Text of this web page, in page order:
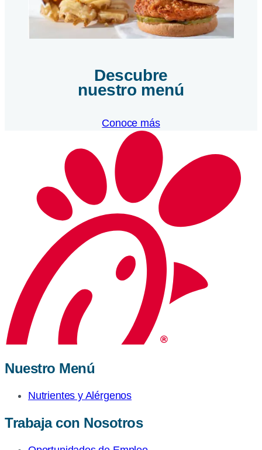
Descubre
nuestro menú
Conoce más
Nuestro Menú
Nutrientes y Alérgenos
Trabaja con Nosotros